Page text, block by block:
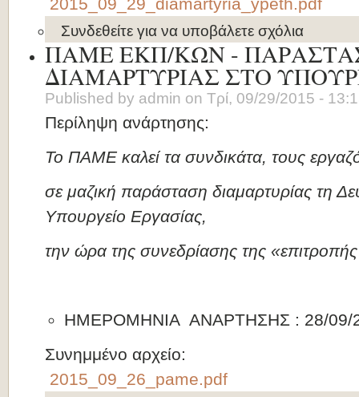
Συνδεθείτε για να υποβάλετε σχόλια
ΠΑΜΕ ΕΚΠ/ΚΩΝ -
ΔΙΑΜΑΡΤΥΡΙΑΣ ΣΤΟ
Published by admin on Τρί, 09/29/2015 -
Περίληψη ανάρτησης:
To ΠΑΜΕ καλεί τα συνδικάτα, τους
σε μαζική παράσταση διαμαρτυρίας τη
Υπουργείο Εργασίας,
την ώρα της συνεδρίασης της
ΗΜΕΡΟΜΗΝΙΑ ΑΝΑΡΤΗΣΗΣ : 28/09/
Συνημμένο αρχείο:
2015_09_26_pame.pdf